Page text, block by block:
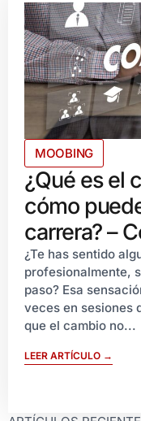
MOOBING
¿Qué es el
cómo
carrera? –
¿Te has sentido
profesionalmente,
paso? Esa
veces en sesiones
que el cambio no...
LEER ARTÍCULO →